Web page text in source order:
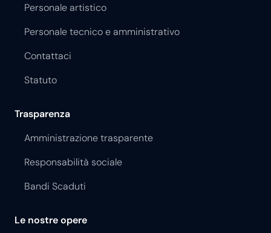
Personale artistico
Personale tecnico e amministrativo
Contattaci
Statuto
Trasparenza
Amministrazione trasparente
Responsabilità sociale
Bandi Scaduti
Le nostre opere